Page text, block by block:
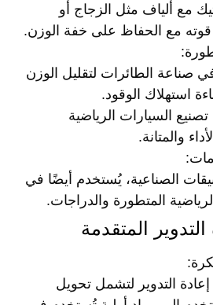
مع ألياف مثل الزجاج أو
قوته مع الحفاظ على خفة الوزن.
:
صناعة الطائرات لتقليل الوزن
استهلاك الوقود.
السيارات الرياضية
والمتانة.
:
الصناعية، يُستخدم أيضًا في
المتطورة والدراجات.
:
التدوير لتشمل تحويل